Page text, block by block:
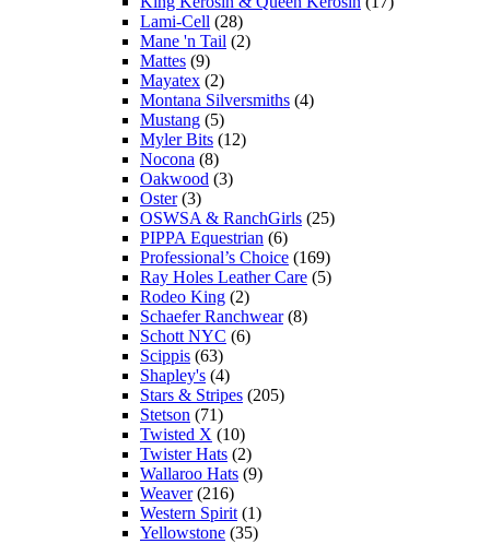
Lami-Cell (28)
Mane 'n Tail (2)
Mattes (9)
Mayatex (2)
Montana Silversmiths (4)
Mustang (5)
Myler Bits (12)
Nocona (8)
Oakwood (3)
Oster (3)
OSWSA & RanchGirls (25)
PIPPA Equestrian (6)
Professional’s Choice (169)
Ray Holes Leather Care (5)
Rodeo King (2)
Schaefer Ranchwear (8)
Schott NYC (6)
Scippis (63)
Shapley's (4)
Stars & Stripes (205)
Stetson (71)
Twisted X (10)
Twister Hats (2)
Wallaroo Hats (9)
Weaver (216)
Western Spirit (1)
Yellowstone (35)